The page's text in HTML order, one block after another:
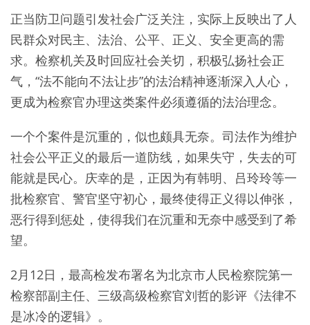
正当防卫问题引发社会广泛关注，实际上反映出了人
民群众对民主、法治、公平、正义、安全更高的需
求。检察机关及时回应社会关切，积极弘扬社会正
气，“法不能向不法让步”的法治精神逐渐深入人心，
更成为检察官办理这类案件必须遵循的法治理念。
一个个案件是沉重的，似也颇具无奈。司法作为维护
社会公平正义的最后一道防线，如果失守，失去的可
能就是民心。庆幸的是，正因为有韩明、吕玲玲等一
批检察官、警官坚守初心，最终使得正义得以伸张，
恶行得到惩处，使得我们在沉重和无奈中感受到了希
望。
2月12日，最高检发布署名为北京市人民检察院第一
检察部副主任、三级高级检察官刘哲的影评《法律不
是冰冷的逻辑》。